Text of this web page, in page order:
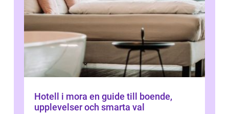
Hotell i mora en guide till boende,
upplevelser och smarta val